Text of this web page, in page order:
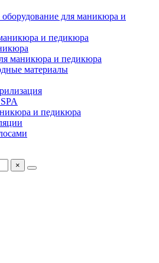
для маникюра и
и педикюра
маникюра и педикюра
материалы
и педикюра
×